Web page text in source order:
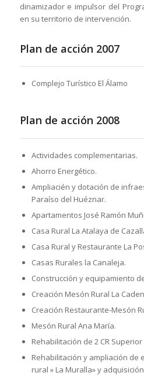
dinamizador e impulsor del
en su territorio de intervención.
Plan de acción 2007
Complejo Turístico El Álamo
Plan de acción 2008
Actividades complementarias.
Ahorro Energético.
Ampliacién y dotación de
Paraíso del Huéznar.
Apartamentos José Ramón
Casa Rural La Atalaya de
Casa Rural y Restaurante La
Casas Rurales la Canaleja.
Construcción y equipamiento
Creación Mesón Rural La
Creación Restaurante-Mesón
Mesón Rural Ana María.
Rehabilitación de 2 CR
Rehabilitación y ampliación
rural » La Muralla» y